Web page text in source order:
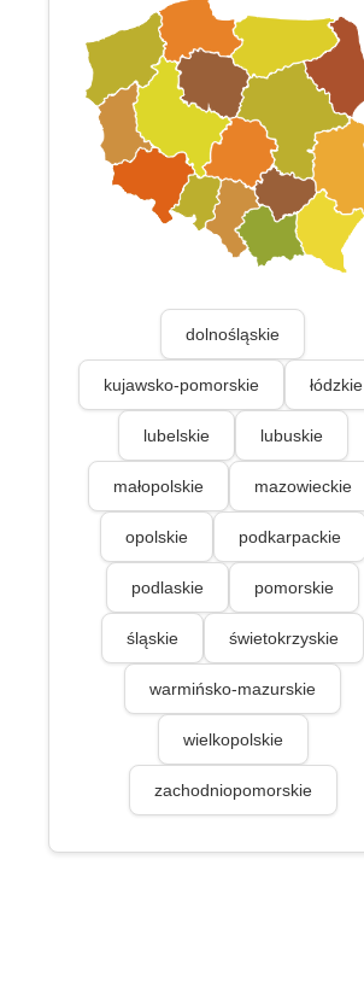
dolnośląskie
kujawsko-pomorskie łódzkie
lubelskie lubuskie
małopolskie mazowieckie
opolskie podkarpackie
podlaskie pomorskie
śląskie świetokrzyskie
warmińsko-mazurskie
wielkopolskie
zachodniopomorskie